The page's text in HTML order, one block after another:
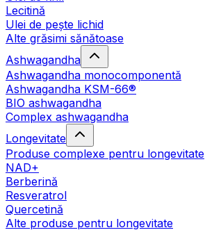
Lecitină
Ulei de pește lichid
Alte grăsimi sănătoase
Ashwagandha
Ashwagandha monocomponentă
Ashwagandha KSM-66®
BIO ashwagandha
Complex ashwagandha
Longevitate
Produse complexe pentru longevitate
NAD+
Berberină
Resveratrol
Quercetină
Alte produse pentru longevitate